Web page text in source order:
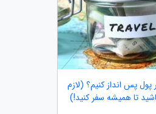
پس انداز کنیم؟ (لازم
تا همیشه سفر کنید!)